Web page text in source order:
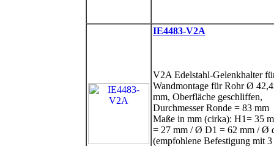
IE4483-V2A
V2A Edelstahl-Gelenkhalter
Wandmontage für Rohr Ø
mm, Oberfläche geschliffen,
Durchmesser Ronde = 83 mm
Maße in mm (cirka): H1= 35
= 27 mm / Ø D1 = 62 mm / Ø
(empfohlene Befestigung mit